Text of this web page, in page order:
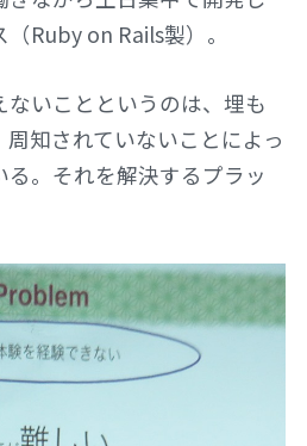
Ruby on Rails製）。
いことというのは、埋も
知されていないことによっ
。それを解決するプラッ